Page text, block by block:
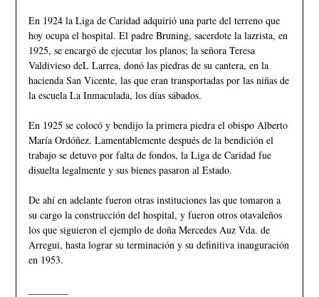
En 1924 la Liga de Caridad adquirió una parte del terreno que
hoy ocupa el hospital. El padre Bruning, sacerdote la lazrista, en
1925, se encargó de ejecutar los planos; la señora Teresa
Valdivieso deL Larrea, donó las piedras de su cantera, en la
hacienda San Vicente, las que eran transportadas por las niñas de
la escuela La Inmaculada, los días sábados.
En 1925 se colocó y bendijo la primera piedra el obispo Alberto
María Ordóñez. Lamentablemente después de la bendición el
trabajo se detuvo por falta de fondos, la Liga de Caridad fue
disuelta legalmente y sus bienes pasaron al Estado.
De ahí en adelante fueron otras instituciones las que tomaron a
su cargo la construcción del hospital, y fueron otros otavaleños
los que siguieron el ejemplo de doña Mercedes Auz Vda. de
Arregui, hasta lograr su terminación y su definitiva inauguración
en 1953.